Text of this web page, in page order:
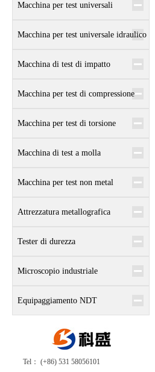
Macchina per test universali
elettronici
Macchina per test universale idraulico
Macchina di test di impatto
Macchina per test di compressione
Macchina per test di torsione
Macchina di test a molla
Macchina per test non metal
Attrezzatura metallografica
Tester di durezza
Microscopio industriale
Equipaggiamento NDT
Tel： (+86) 531 58056101